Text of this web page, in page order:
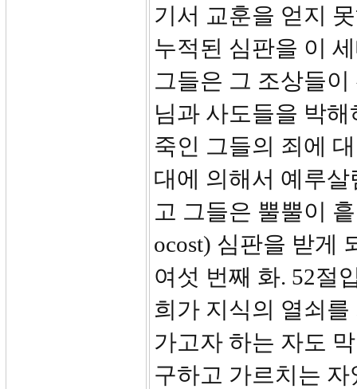
기서 교훈을 얻지
누적된 심판을 이
그들은 그 조상들
님과 사도들을 박
죽인 그들의 죄에
대에 의해서 예루
고 그들은 뿔뿔이
ocost) 심판을 받게
여섯 번째 화. 52절
희가 지식의 열쇠
가고자 하는 자도
구하고 가르치는